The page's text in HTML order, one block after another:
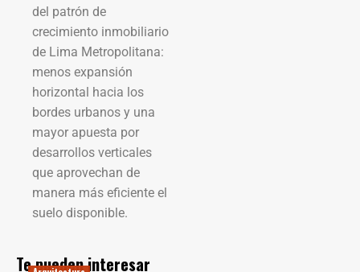
del patrón de
crecimiento inmobiliario
de Lima Metropolitana:
menos expansión
horizontal hacia los
bordes urbanos y una
mayor apuesta por
desarrollos verticales
que aprovechan de
manera más eficiente el
suelo disponible.
Te pueden interesar